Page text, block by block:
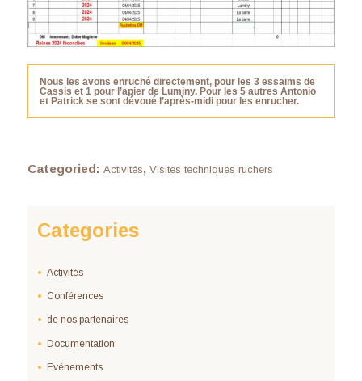
Nous les avons enruché directement, pour les 3 essaims de
Cassis et 1 pour l’apier de Luminy. Pour les 5 autres Antonio
et Patrick se sont dévoué l’après-midi pour les enrucher.
Categoried: Activités, Visites techniques ruchers
Categories
Activités
Conférences
de nos partenaires
Documentation
Evénements